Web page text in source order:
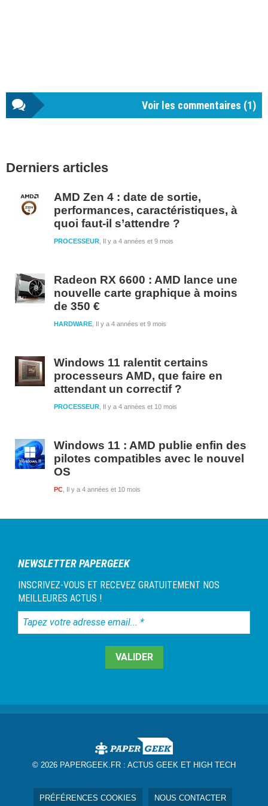
Voir les commentaires (1)
latérale
Derniers articles
AMD Zen 4 : date de sortie,
performances, caractéristiques, à
quoi faut-il s’attendre ?
Il y a 4 années et 9 mois
PROCESSEUR
Radeon RX 6600 : AMD lance une
nouvelle carte graphique à moins
de 350 €
Il y a 4 années et 9 mois
HARDWARE
Windows 11 ralentit certains
processeurs AMD, que faire en
attendant un correctif ?
Il y a 4 années et 10 mois
PROCESSEUR
Windows 11 : AMD publie enfin des
pilotes compatibles avec le nouvel
OS
Il y a 4 années et 10 mois
PC
NEWSLETTER PAPERGEEK
INSCRIVEZ-VOUS ET RECEVEZ GRATUITEMENT NOS
MEILLEURES ACTUS !
Tapez
votre
© 2026 PAPERGEEK.FR : ACTUS GEEK ET HIGH TECH
PRÉFÉRENCES COOKIES NOUS CONTACTER